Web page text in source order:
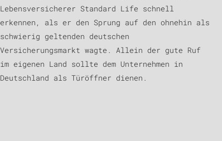
Lebensversicherer Standard Life schnell
erkennen, als er den Sprung auf den ohnehin als
schwierig geltenden deutschen
Versicherungsmarkt wagte. Allein der gute Ruf
im eigenen Land sollte dem Unternehmen in
Deutschland als Türöffner dienen.